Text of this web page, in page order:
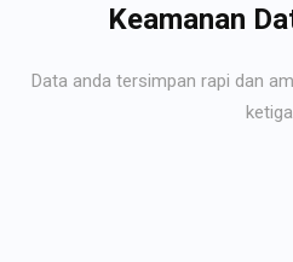
Keamanan
Data anda tersimpan rapi dan